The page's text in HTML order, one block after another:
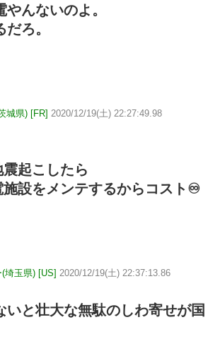
んないのよ。
ろ。
城県) [FR] 2020/12/19(土) 22:27:49.98
起こしたら
施設をメンテするからコスト♾
埼玉県) [US] 2020/12/19(土) 22:37:13.86
いと壮大な無駄のしわ寄せが国